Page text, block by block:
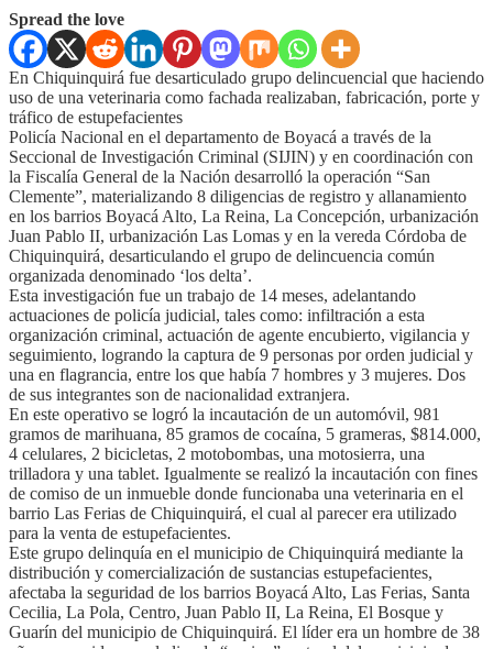
Spread the love
En Chiquinquirá fue desarticulado grupo delincuencial que haciendo
uso de una veterinaria como fachada realizaban, fabricación, porte y
tráfico de estupefacientes
Policía Nacional en el departamento de Boyacá a través de la
Seccional de Investigación Criminal (SIJIN) y en coordinación con
la Fiscalía General de la Nación desarrolló la operación “San
Clemente”, materializando 8 diligencias de registro y allanamiento
en los barrios Boyacá Alto, La Reina, La Concepción, urbanización
Juan Pablo II, urbanización Las Lomas y en la vereda Córdoba de
Chiquinquirá, desarticulando el grupo de delincuencia común
organizada denominado ‘los delta’.
Esta investigación fue un trabajo de 14 meses, adelantando
actuaciones de policía judicial, tales como: infiltración a esta
organización criminal, actuación de agente encubierto, vigilancia y
seguimiento, logrando la captura de 9 personas por orden judicial y
una en flagrancia, entre los que había 7 hombres y 3 mujeres. Dos
de sus integrantes son de nacionalidad extranjera.
En este operativo se logró la incautación de un automóvil, 981
gramos de marihuana, 85 gramos de cocaína, 5 grameras, $814.000,
4 celulares, 2 bicicletas, 2 motobombas, una motosierra, una
trilladora y una tablet. Igualmente se realizó la incautación con fines
de comiso de un inmueble donde funcionaba una veterinaria en el
barrio Las Ferias de Chiquinquirá, el cual al parecer era utilizado
para la venta de estupefacientes.
Este grupo delinquía en el municipio de Chiquinquirá mediante la
distribución y comercialización de sustancias estupefacientes,
afectaba la seguridad de los barrios Boyacá Alto, Las Ferias, Santa
Cecilia, La Pola, Centro, Juan Pablo II, La Reina, El Bosque y
Guarín del municipio de Chiquinquirá. El líder era un hombre de 38